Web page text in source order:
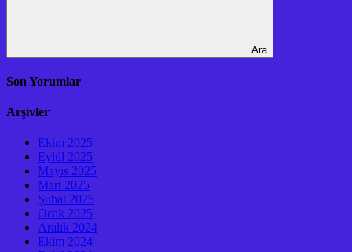
Ara
Son Yorumlar
Arşivler
Ekim 2025
Eylül 2025
Mayıs 2025
Mart 2025
Şubat 2025
Ocak 2025
Aralık 2024
Ekim 2024